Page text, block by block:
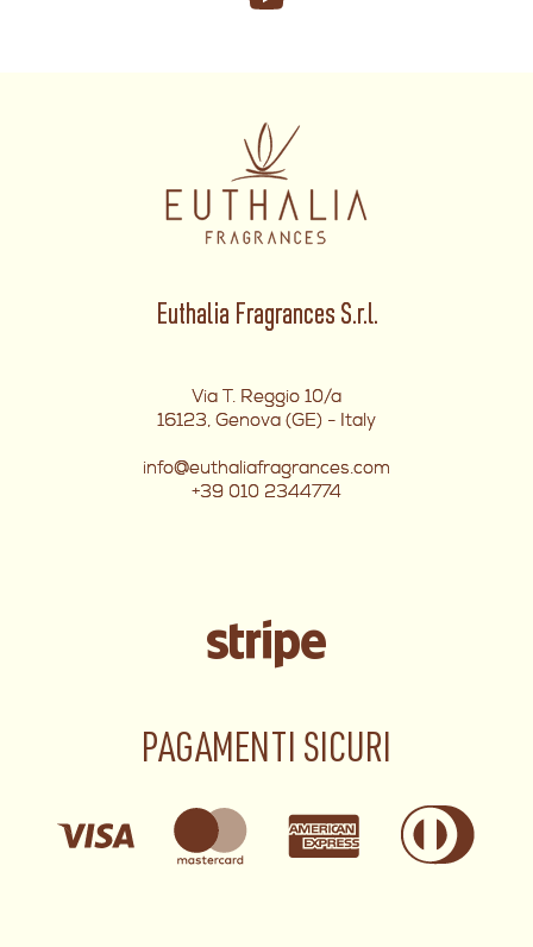
Euthalia Fragrances S.r.l.
Via T. Reggio 10/a
16123, Genova (GE) - Italy
info@euthaliafragrances.com
+39 010 2344774
PAGAMENTI SICURI